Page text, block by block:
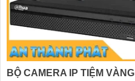
BỘ CAMERA IP TIỆM